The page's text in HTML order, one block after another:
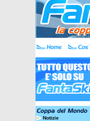
Notizie